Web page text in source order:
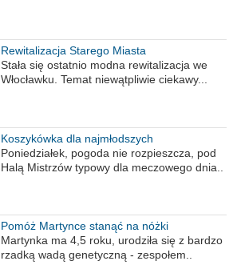
Rewitalizacja Starego Miasta
Stała się ostatnio modna rewitalizacja we
Włocławku. Temat niewątpliwie ciekawy...
Koszykówka dla najmłodszych
Poniedziałek, pogoda nie rozpieszcza, pod
Halą Mistrzów typowy dla meczowego dnia..
Pomóż Martynce stanąć na nóżki
Martynka ma 4,5 roku, urodziła się z bardzo
rzadką wadą genetyczną - zespołem..